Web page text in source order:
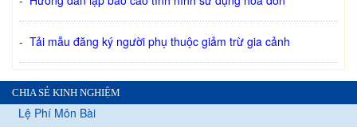
- Tải mẫu đăng ký người phụ thuộc giảm trừ gia cảnh
CHIA SẺ KINH NGHIỆM
Lệ Phí Môn Bài